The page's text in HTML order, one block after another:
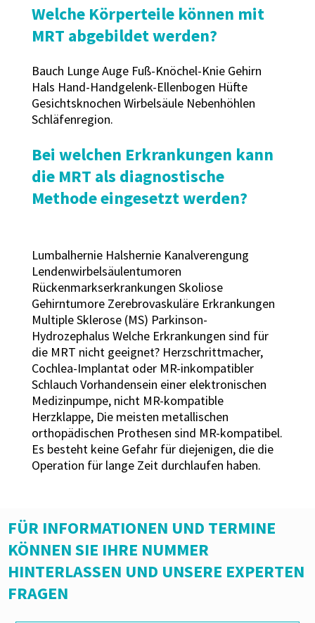
Welche Körperteile können mit
MRT abgebildet werden?
Bauch Lunge Auge Fuß-Knöchel-Knie Gehirn
Hals Hand-Handgelenk-Ellenbogen Hüfte
Gesichtsknochen Wirbelsäule Nebenhöhlen
Schläfenregion.
Bei welchen Erkrankungen kann
die MRT als diagnostische
Methode eingesetzt werden?
Lumbalhernie Halshernie Kanalverengung
Lendenwirbelsäulentumoren
Rückenmarkserkrankungen Skoliose
Gehirntumore Zerebrovaskuläre Erkrankungen
Multiple Sklerose (MS) Parkinson-
Hydrozephalus Welche Erkrankungen sind für
die MRT nicht geeignet? Herzschrittmacher,
Cochlea-Implantat oder MR-inkompatibler
Schlauch Vorhandensein einer elektronischen
Medizinpumpe, nicht MR-kompatible
Herzklappe, Die meisten metallischen
orthopädischen Prothesen sind MR-kompatibel.
Es besteht keine Gefahr für diejenigen, die die
Operation für lange Zeit durchlaufen haben.
FÜR INFORMATIONEN UND TERMINE
KÖNNEN SIE IHRE NUMMER
HINTERLASSEN UND UNSERE EXPERTEN
FRAGEN